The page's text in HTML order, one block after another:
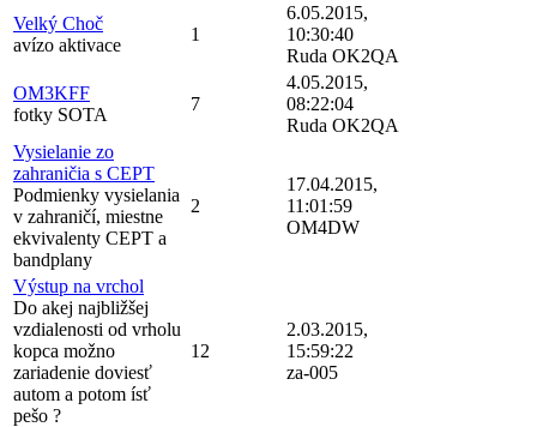
Velký Choč
avízo aktivace
1
6.05.2015,
10:30:40
Ruda OK2QA
OM3KFF
fotky SOTA
7
4.05.2015,
08:22:04
Ruda OK2QA
Vysielanie zo
zahraničia s CEPT
Podmienky vysielania
v zahraničí, miestne
ekvivalenty CEPT a
bandplany
2
17.04.2015,
11:01:59
OM4DW
Výstup na vrchol
Do akej najbližšej
vzdialenosti od vrholu
kopca možno
zariadenie doviesť
autom a potom ísť
pešo ?
12
2.03.2015,
15:59:22
za-005